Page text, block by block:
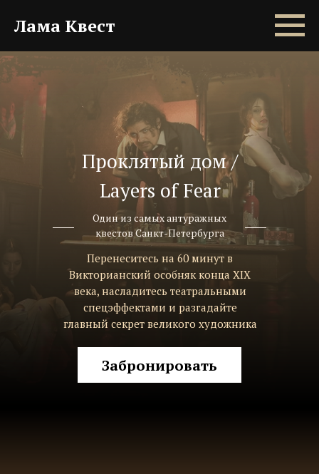
Лама Квест
Один из самых антуражных
квестов Санкт-Петербурга
Проклятый дом /
Layers of Fear
Забронировать
Перенеситесь на 60 минут в
Викторианский особняк конца XIX
века, насладитесь театральными
спецэффектами и разгадайте
главный секрет великого художника